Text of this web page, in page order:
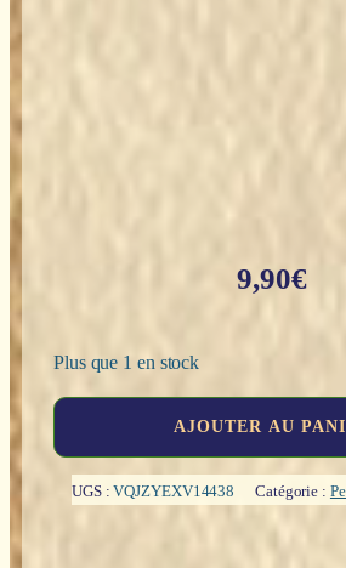
9,90€
Plus que 1 en stock
argenté
avec
AJOUTER AU
UGS :VQJZYEXV14438 Catégorie :